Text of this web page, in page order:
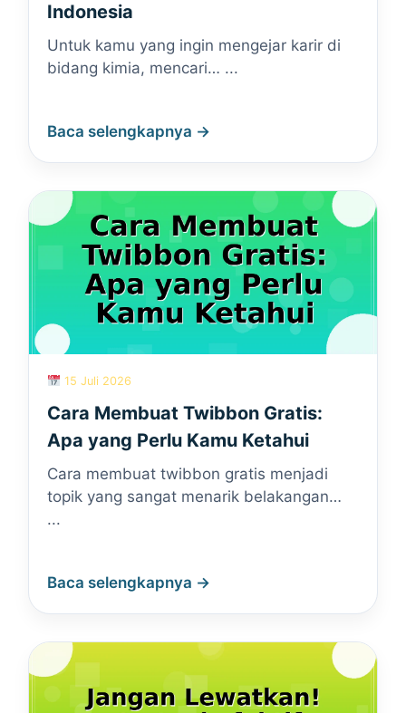
Indonesia
Untuk kamu yang ingin mengejar karir di
bidang kimia, mencari… ...
Baca selengkapnya →
15 Juli 2026
Cara Membuat Twibbon Gratis:
Apa yang Perlu Kamu Ketahui
Cara membuat twibbon gratis menjadi
topik yang sangat menarik belakangan…
...
Baca selengkapnya →